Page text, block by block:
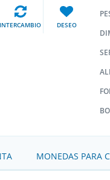
INTERCAMBIO DESEO
MONEDAS PARA